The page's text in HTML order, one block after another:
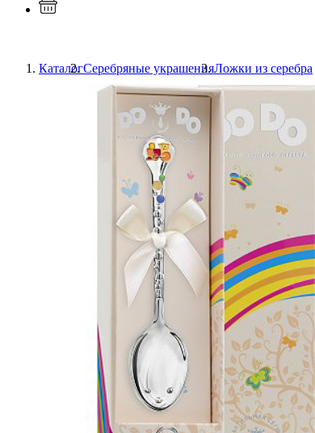
КаталогСеребряные украшенияЛожки из серебра